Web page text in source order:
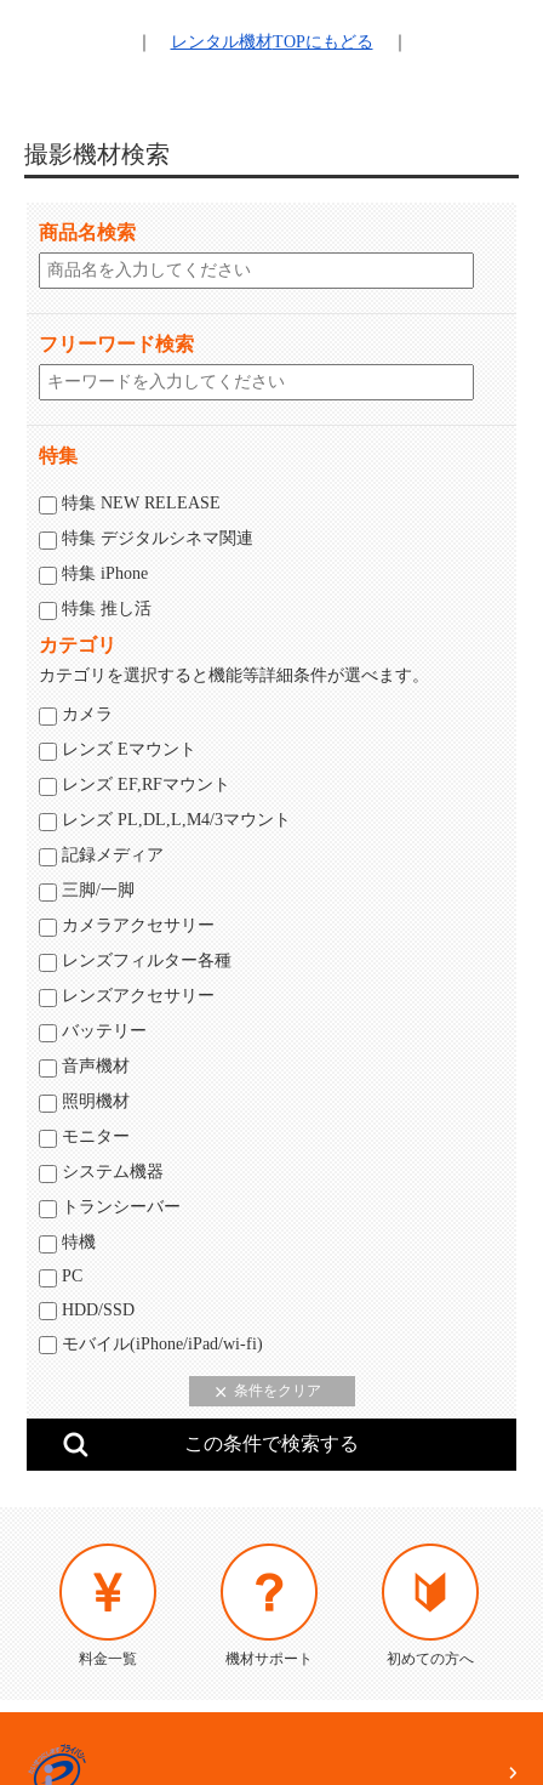
レンタル機材TOPにもどる
撮影機材検索
商品名検索
フリーワード検索
特集
特集 NEW RELEASE
特集 デジタルシネマ関連
特集 iPhone
特集 推し活
カテゴリ
カテゴリを選択すると機能等詳細条件が選べます。
カメラ
レンズ Eマウント
レンズ EF,RFマウント
レンズ PL,DL,L,M4/3マウント
記録メディア
三脚/一脚
カメラアクセサリー
レンズフィルター各種
レンズアクセサリー
バッテリー
音声機材
照明機材
モニター
システム機器
トランシーバー
特機
PC
HDD/SSD
モバイル(iPhone/iPad/wi-fi)
料金一覧 機材サポート 初めての方へ